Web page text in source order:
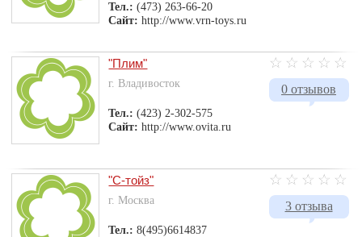
Тел.:(473) 263-66-20
Сайт: http://www.vrn-toys.ru
0 отзывов
"Плим"
г. Владивосток
Тел.:(423) 2-302-575
Сайт: http://www.ovita.ru
3 отзыва
"С-тойз"
г. Москва
Тел.:8(495)6614837